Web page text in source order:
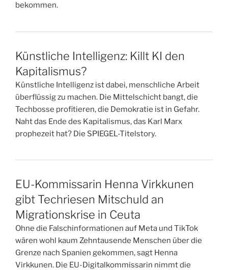
bekommen.
Künstliche Intelligenz: Killt KI den
Kapitalismus?
Künstliche Intelligenz ist dabei, menschliche Arbeit
überflüssig zu machen. Die Mittelschicht bangt, die
Techbosse profitieren, die Demokratie ist in Gefahr.
Naht das Ende des Kapitalismus, das Karl Marx
prophezeit hat? Die SPIEGEL-Titelstory.
EU-Kommissarin Henna Virkkunen
gibt Techriesen Mitschuld an
Migrationskrise in Ceuta
Ohne die Falschinformationen auf Meta und TikTok
wären wohl kaum Zehntausende Menschen über die
Grenze nach Spanien gekommen, sagt Henna
Virkkunen. Die EU-Digitalkommissarin nimmt die